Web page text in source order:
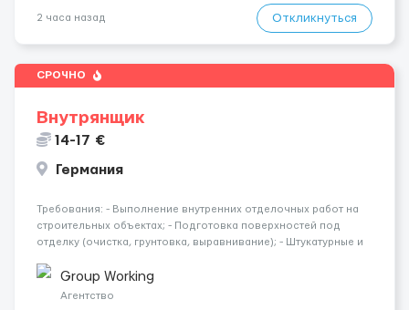
2 часа назад Откликнуться
СРОЧНО
Внутрянщик
14-17 €
Германия
Требования: - Выполнение внутренних отделочных работ на
строительных объектах; - Подготовка поверхностей под
отделку (очистка, грунтовка, выравнивание); - Штукатурные и
(стены, перегородки, потолки); - Укладка плитки на стены и п...
Group Working
Агентство